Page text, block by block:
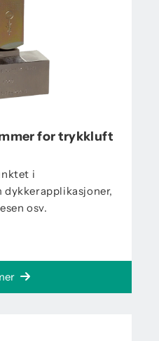
for trykkluft
i
osv.